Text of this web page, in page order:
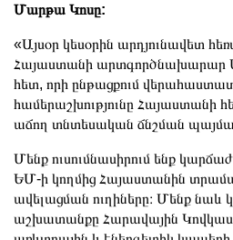
Մարթա Կոսը:
«Այսօր կեսօրին արդյունավետ
Հայաստանի արտգործնախարար
հետ, որի ընթացքում
համերաշխությունը Հայաստանի
աճող տնտեսական ճնշման
Մենք ուսումնասիրում ենք
ԵՄ-ի կողմից Հայաստանին
ավելացման ուղիները։ Մենք նաև
աշխատանքը Հարավային